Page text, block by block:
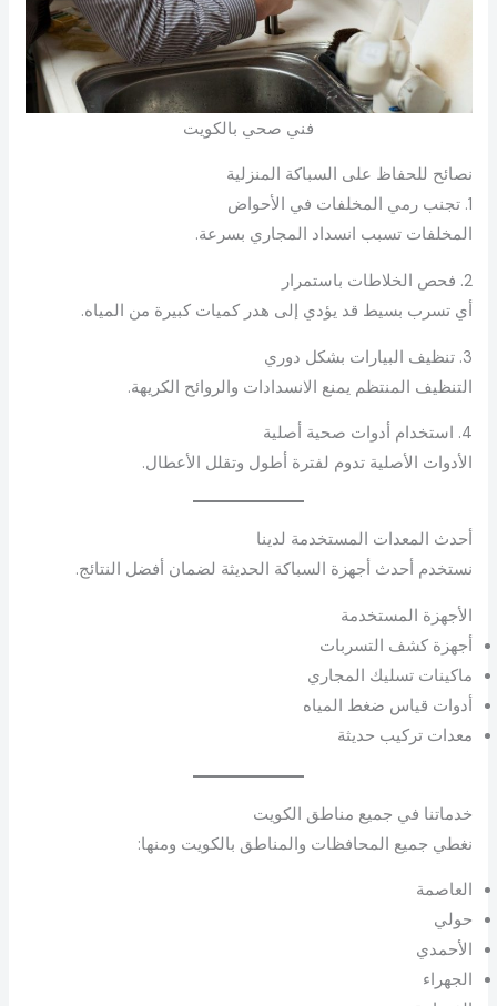
فني صحي بالكويت
نصائح للحفاظ على السباكة المنزلية
1. تجنب رمي المخلفات في الأحواض
المخلفات تسبب انسداد المجاري بسرعة.
2. فحص الخلاطات باستمرار
أي تسرب بسيط قد يؤدي إلى هدر كميات كبيرة من المياه.
3. تنظيف البيارات بشكل دوري
التنظيف المنتظم يمنع الانسدادات والروائح الكريهة.
4. استخدام أدوات صحية أصلية
الأدوات الأصلية تدوم لفترة أطول وتقلل الأعطال.
أحدث المعدات المستخدمة لدينا
نستخدم أحدث أجهزة السباكة الحديثة لضمان أفضل النتائج.
الأجهزة المستخدمة
أجهزة كشف التسربات
ماكينات تسليك المجاري
أدوات قياس ضغط المياه
معدات تركيب حديثة
خدماتنا في جميع مناطق الكويت
نغطي جميع المحافظات والمناطق بالكويت ومنها:
العاصمة
حولي
الأحمدي
الجهراء